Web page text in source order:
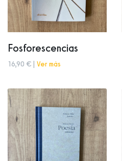
Fosforescencias
16,90 € | Ver más